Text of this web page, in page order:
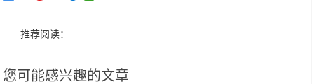
推荐阅读：
您可能感兴趣的文章